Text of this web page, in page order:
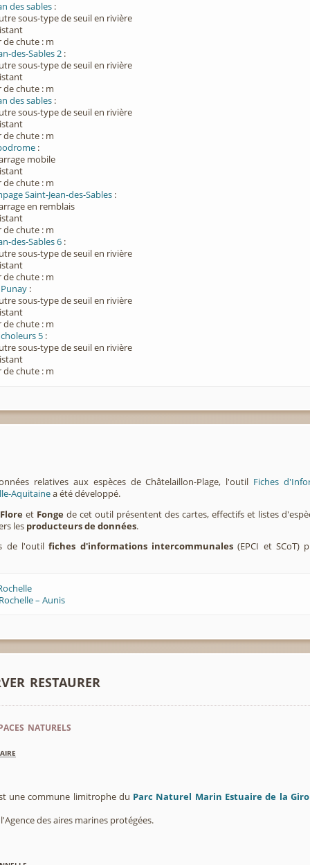
des sables :
sous-type de seuil en rivière
chute : m
des-Sables 2 :
sous-type de seuil en rivière
chute : m
des sables :
sous-type de seuil en rivière
chute : m
:
mobile
chute : m
Saint-Jean-des-Sables :
en remblais
chute : m
des-Sables 6 :
sous-type de seuil en rivière
chute : m
:
sous-type de seuil en rivière
chute : m
5 :
sous-type de seuil en rivière
chute : m
relatives aux espèces de Châtelaillon-Plage, l'outil Fiches
Aquitainea été développé.
Flore et Fonge de cet outil présentent des cartes, effectifs et listes
les producteurs de données.
de l'outilfiches d'informations intercommunales(EPCI et SCoT)
– Aunis
restaurer
naturels
une commune limitrophe du Parc Naturel Marin Estuaire de la
des aires marines protégées.